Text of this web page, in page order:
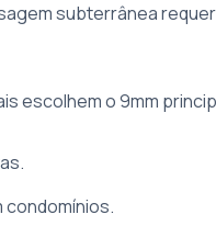
subterrânea
escolhem o 9mm